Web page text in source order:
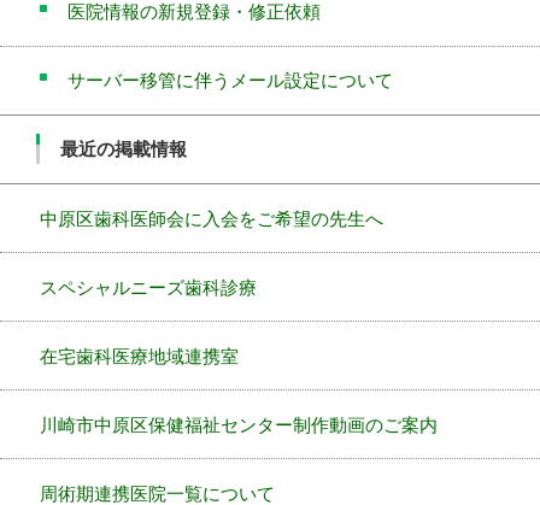
医院情報の新規登録・修正依頼
サーバー移管に伴うメール設定について
最近の掲載情報
中原区歯科医師会に入会をご希望の先生へ
スペシャルニーズ歯科診療
在宅歯科医療地域連携室
川崎市中原区保健福祉センター制作動画のご案内
周術期連携医院一覧について